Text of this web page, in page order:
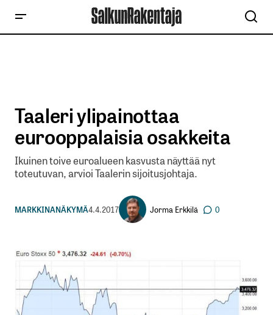
Taaleri ylipainottaa
eurooppalaisia osakkeita
Ikuinen toive euroalueen kasvusta näyttää nyt
toteutuvan, arvioi Taalerin sijoitusjohtaja.
MARKKINANÄKYMÄ4.4.2017 Jorma Erkkilä 0